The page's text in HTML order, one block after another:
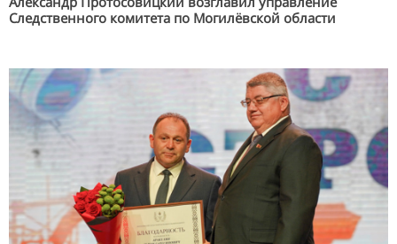
Следственного комитета по Могилёвской области